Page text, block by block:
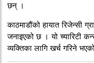
छन् ।
काठमाडौंको हायात रिजेन्सी
जनाइएको छ । यो च्यारिटी
व्यक्तिका लागि खर्च गरिने